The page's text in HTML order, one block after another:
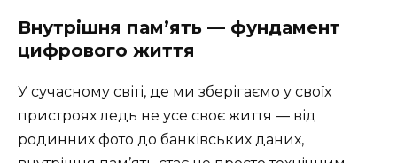
Внутрішня пам’ять — фундамент
цифрового життя
У сучасному світі, де ми зберігаємо у своїх
пристроях ледь не усе своє життя — від
родинних фото до банківських даних,